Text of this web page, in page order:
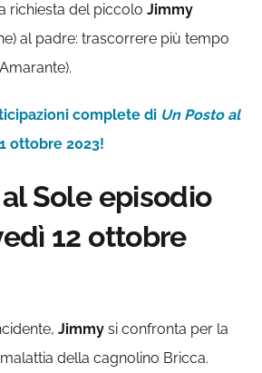
richiesta del piccoloJimmy
al padre: trascorrere più tempo
complete di Un Posto al
ottobre 2023!
Sole episodio
12 ottobre
Jimmy si confronta per la
della cagnolino Bricca.